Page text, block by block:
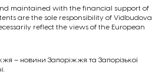
maintained with the financial support of
are the sole responsibility of Vidbudova
reflect the views of the European
– новини Запоріжжя та Запорізької